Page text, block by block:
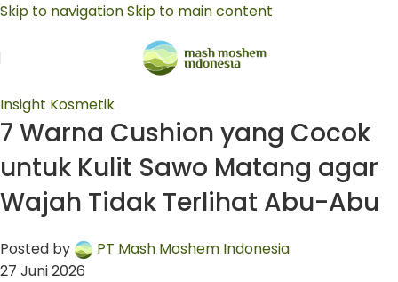
Skip to navigationSkip to main content
Insight Kosmetik
7 Warna Cushion yang Cocok
untuk Kulit Sawo Matang agar
Wajah Tidak Terlihat Abu-Abu
Posted by
PT Mash Moshem Indonesia
27 Juni 2026